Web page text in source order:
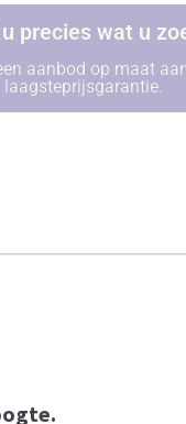
precies wat u
aanbod op maat
laagsteprijsgarantie.